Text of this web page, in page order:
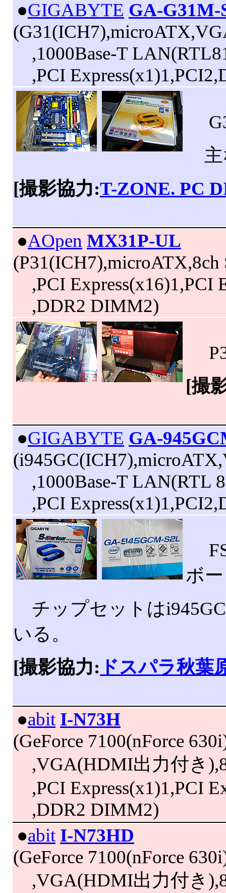
●GIGABYTE GA-G31M-
,1000Base-T
,PCI
主
[撮影協力:T-ZONE. PC
●AOpen MX31P-UL
(P31(ICH7),microATX,8ch
,PCI Express(x16)1,PCI
,DDR2 DIMM2)
[撮
●GIGABYTE GA-
,1000Base-T LAN(RTL
,PCI
ボ
チップセットは
いる。
[撮影協力: ドスパラ秋葉
●abit I-N73H
(GeForce 7100(nForce
,VGA(HDMI出力付き
,PCI Express(x1)1,PCI
,DDR2 DIMM2)
●abit I-N73HD
(GeForce 7100(nForce
,VGA(HDMI出力付き